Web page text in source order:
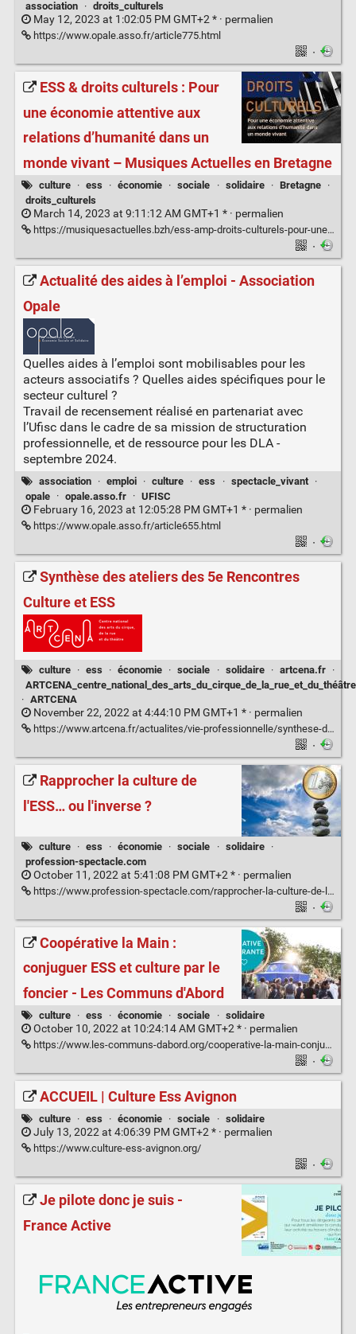
association · droits_culturels
May 12, 2023 at 1:02:05 PM GMT+2 * · permalien
https://www.opale.asso.fr/article775.html
·
ESS & droits culturels : Pour
une économie attentive aux
relations d’humanité dans un
monde vivant – Musiques Actuelles en Bretagne
culture · ess · économie · sociale · solidaire · Bretagne
·
droits_culturels
March 14, 2023 at 9:11:12 AM GMT+1 * · permalien
https://musiquesactuelles.bzh/ess-amp-droits-culturels-pour-une-economie-attentive-aux-relations-dhumanite-dans-un-monde-vivant/
·
Actualité des aides à l’emploi - Association
Opale
Quelles aides à l’emploi sont mobilisables pour les
acteurs associatifs ? Quelles aides spécifiques pour le
secteur culturel ?
Travail de recensement réalisé en partenariat avec
l’Ufisc dans le cadre de sa mission de structuration
professionnelle, et de ressource pour les DLA -
septembre 2024.
association · emploi · culture · ess · spectacle_vivant
·
opale
· opale.asso.fr · UFISC
February 16, 2023 at 12:05:28 PM GMT+1 * · permalien
https://www.opale.asso.fr/article655.html
·
Synthèse des ateliers des 5e Rencontres
Culture et ESS
culture · ess · économie · sociale · solidaire · artcena.fr
·
ARTCENA_centre_national_des_arts_du_cirque_de_la_rue_et_du_théâtre
· ARTCENA
November 22, 2022 at 4:44:10 PM GMT+1 * · permalien
https://www.artcena.fr/actualites/vie-professionnelle/synthese-des-ateliers-des-5e-rencontres-culture-et-ess
·
Rapprocher la culture de
l'ESS… ou l'inverse ?
culture · ess · économie · sociale · solidaire
·
profession-spectacle.com
October 11, 2022 at 5:41:08 PM GMT+2 * · permalien
https://www.profession-spectacle.com/rapprocher-la-culture-de-less-ou-linverse/
·
Coopérative la Main :
conjuguer ESS et culture par le
foncier - Les Communs d'Abord
culture · ess · économie · sociale · solidaire
October 10, 2022 at 10:24:14 AM GMT+2 * · permalien
https://www.les-communs-dabord.org/cooperative-la-main-conjuguer-ess-et-culture-par-le-foncier/
·
ACCUEIL | Culture Ess Avignon
culture · ess · économie · sociale · solidaire
July 13, 2022 at 4:06:39 PM GMT+2 * · permalien
https://www.culture-ess-avignon.org/
·
Je pilote donc je suis -
France Active